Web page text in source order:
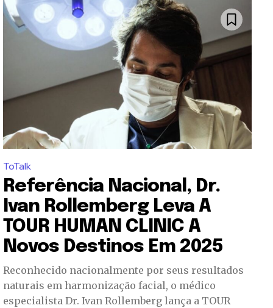
ToTalk
Referência Nacional, Dr.
Ivan Rollemberg Leva A
TOUR HUMAN CLINIC A
Novos Destinos Em 2025
Reconhecido nacionalmente por seus resultados
naturais em harmonização facial, o médico
especialista Dr. Ivan Rollemberg lança a TOUR